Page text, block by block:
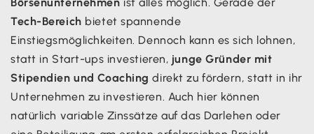
Tech-Bereich bietet spannende
Einstiegsmöglichkeiten. Dennoch kann es sich lohnen,
statt in Start-ups investieren, junge Gründer mit
Stipendien und Coaching direkt zu fördern, statt in ihr
Unternehmen zu investieren. Auch hier können
natürlich variable Zinssätze auf das Darlehen oder